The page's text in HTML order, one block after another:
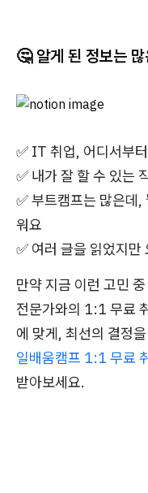
🤔 알게 된 정보는
✅ IT 취업, 어디서부
✅ 내가 잘 할 수 있는
✅ 부트캠프는 많은데,
워요
✅ 여러 글을 읽었지만
만약 지금 이런 고민
전문가와의 1:1 무료
에 맞게, 최선의 결정
일배움캠프 1:1 무료
받아보세요.